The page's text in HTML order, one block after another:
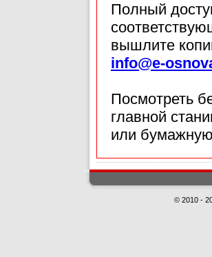
Полный
вышлите
info@e-
Посмотреть
главной
или
© 2010 -